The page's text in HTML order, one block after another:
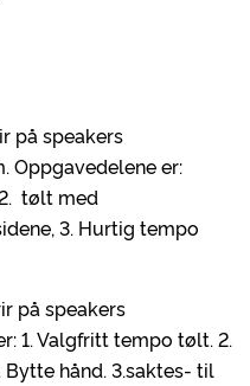
på speakers
Oppgavedelene er:
tølt med
3. Hurtig tempo
på speakers
1. Valgfritt tempo tølt. 2.
hånd. 3.saktes- til